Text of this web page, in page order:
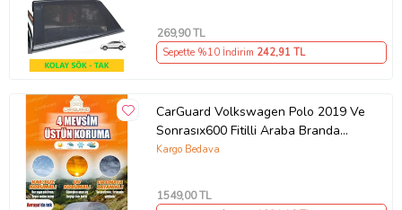
269,90 TL
Sepette %10 İndirim 242,91 TL
CarGuard Volkswagen Polo 2019 Ve
Sonrasıx600 Fitilli Araba Branda
Miflonlu Oto Çadır Örtü
Kargo Bedava
1549,00 TL